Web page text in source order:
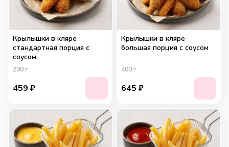
Крылышки в кляре
стандартная порция с
соусом
200 г
459 ₽
Крылышки в кляре
большая порция с соусом
400 г
645 ₽